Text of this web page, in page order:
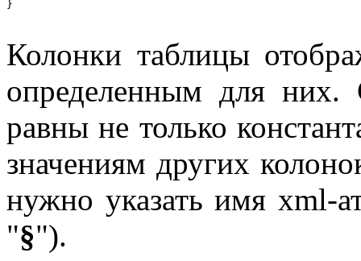
Колонки таблицы
определенным для них.
равны не только
значениям других
нужно указать имя xml-
"§").